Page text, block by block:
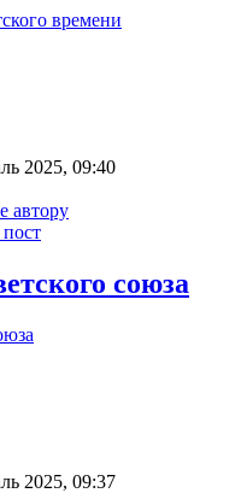
2025, 09:40
автору
союза
2025, 09:37